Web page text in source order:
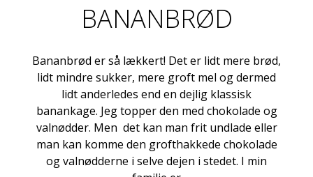
BANANBRØD
Bananbrød er så lækkert! Det er lidt mere brød,
lidt mindre sukker, mere groft mel og dermed
lidt anderledes end en dejlig klassisk
banankage. Jeg topper den med chokolade og
valnødder. Men det kan man frit undlade eller
man kan komme den grofthakkede chokolade
og valnødderne i selve dejen i stedet. I min